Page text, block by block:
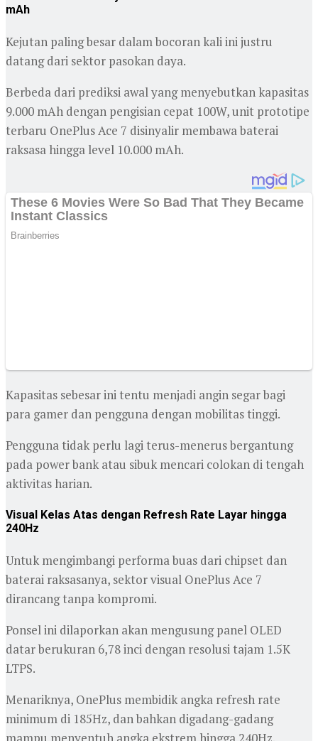
mAh
Kejutan paling besar dalam bocoran kali ini justru
datang dari sektor pasokan daya.
Berbeda dari prediksi awal yang menyebutkan kapasitas
9.000 mAh dengan pengisian cepat 100W, unit prototipe
terbaru OnePlus Ace 7 disinyalir membawa baterai
raksasa hingga level 10.000 mAh.
Kapasitas sebesar ini tentu menjadi angin segar bagi
para gamer dan pengguna dengan mobilitas tinggi.
Pengguna tidak perlu lagi terus-menerus bergantung
pada power bank atau sibuk mencari colokan di tengah
aktivitas harian.
Visual Kelas Atas dengan Refresh Rate Layar hingga
240Hz
Untuk mengimbangi performa buas dari chipset dan
baterai raksasanya, sektor visual OnePlus Ace 7
dirancang tanpa kompromi.
Ponsel ini dilaporkan akan mengusung panel OLED
datar berukuran 6,78 inci dengan resolusi tajam 1.5K
LTPS.
Menariknya, OnePlus membidik angka refresh rate
minimum di 185Hz, dan bahkan digadang-gadang
mampu menyentuh angka ekstrem hingga 240Hz.